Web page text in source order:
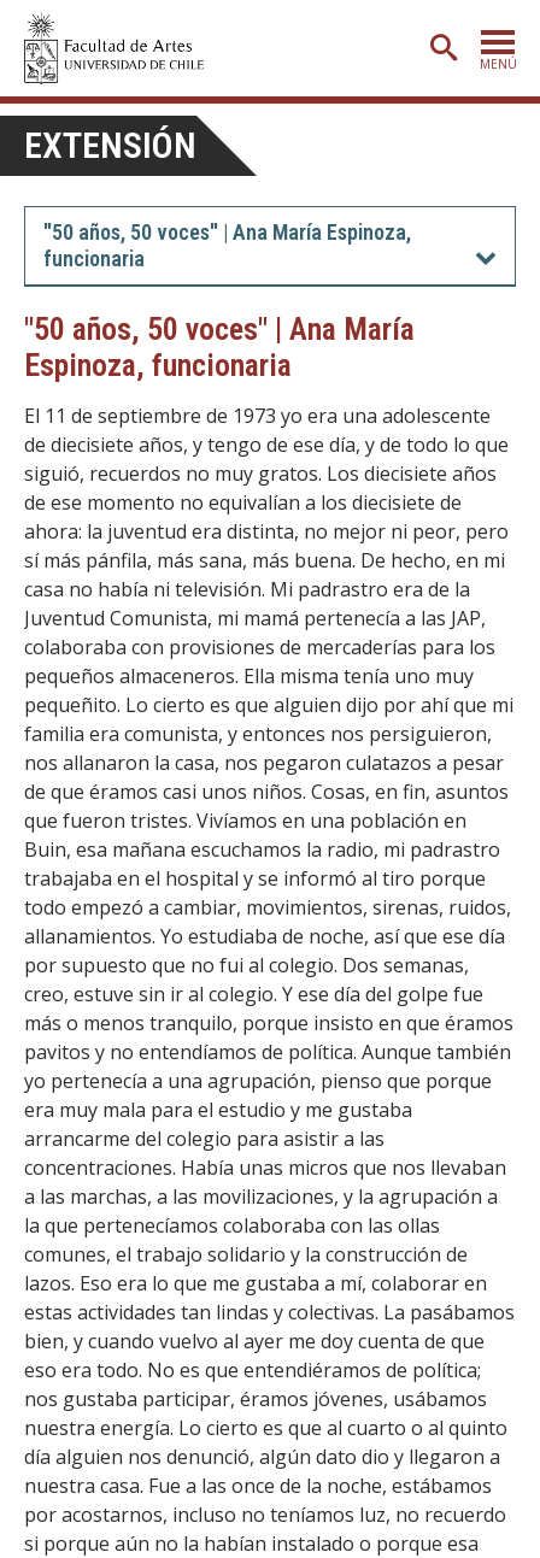
MENÚ
ADMISIÓN
ETAPA BÁSICA
POSTGRADO
EXTENSIÓN
CREACIÓNE INVESTIGACIÓN
BIBLIOTECA
DEPARTAMENTOS
FACULTAD
Estudiantes
Académicas/os
Funcionarias/os
Egresadas/os
EXTENSIÓN
"50 años, 50 voces" | Ana María Espinoza,
funcionaria
"50 años, 50 voces" | Ana María
Espinoza, funcionaria
El 11 de septiembre de 1973 yo era una adolescente
de diecisiete años, y tengo de ese día, y de todo lo que
siguió, recuerdos no muy gratos. Los diecisiete años
de ese momento no equivalían a los diecisiete de
ahora: la juventud era distinta, no mejor ni peor, pero
sí más pánfila, más sana, más buena. De hecho, en mi
casa no había ni televisión. Mi padrastro era de la
Juventud Comunista, mi mamá pertenecía a las JAP,
colaboraba con provisiones de mercaderías para los
pequeños almaceneros. Ella misma tenía uno muy
pequeñito. Lo cierto es que alguien dijo por ahí que mi
familia era comunista, y entonces nos persiguieron,
nos allanaron la casa, nos pegaron culatazos a pesar
de que éramos casi unos niños. Cosas, en fin, asuntos
que fueron tristes. Vivíamos en una población en
Buin, esa mañana escuchamos la radio, mi padrastro
trabajaba en el hospital y se informó al tiro porque
todo empezó a cambiar, movimientos, sirenas, ruidos,
allanamientos. Yo estudiaba de noche, así que ese día
por supuesto que no fui al colegio. Dos semanas,
creo, estuve sin ir al colegio. Y ese día del golpe fue
más o menos tranquilo, porque insisto en que éramos
pavitos y no entendíamos de política. Aunque también
yo pertenecía a una agrupación, pienso que porque
era muy mala para el estudio y me gustaba
arrancarme del colegio para asistir a las
concentraciones. Había unas micros que nos llevaban
a las marchas, a las movilizaciones, y la agrupación a
la que pertenecíamos colaboraba con las ollas
comunes, el trabajo solidario y la construcción de
lazos. Eso era lo que me gustaba a mí, colaborar en
estas actividades tan lindas y colectivas. La pasábamos
bien, y cuando vuelvo al ayer me doy cuenta de que
eso era todo. No es que entendiéramos de política;
nos gustaba participar, éramos jóvenes, usábamos
nuestra energía. Lo cierto es que al cuarto o al quinto
día alguien nos denunció, algún dato dio y llegaron a
nuestra casa. Fue a las once de la noche, estábamos
por acostarnos, incluso no teníamos luz, no recuerdo
si porque aún no la habían instalado o porque esa